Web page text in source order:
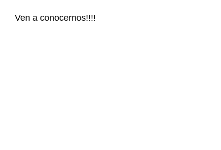
Ven a conocernos!!!!